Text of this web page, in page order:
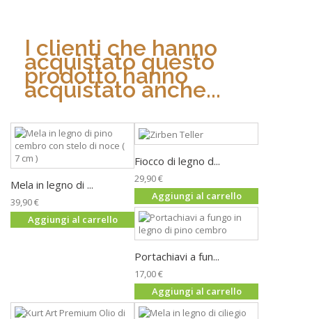
I clienti che hanno
acquistato questo
prodotto hanno
acquistato anche...
Mela in legno di ...
39,90 €
Aggiungi al carrello
Fiocco di legno d...
29,90 €
Aggiungi al carrello
Portachiavi a fun...
17,00 €
Aggiungi al carrello